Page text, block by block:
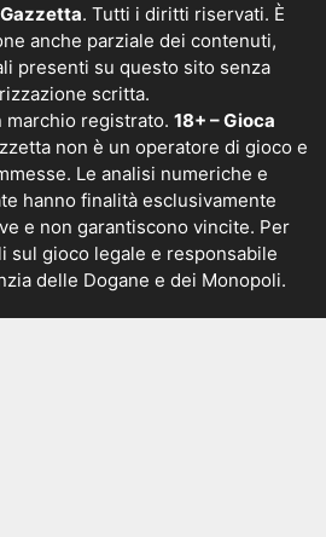
. Tutti i diritti riservati. È
anche parziale dei contenuti,
presenti su questo sito senza
scritta.
marchio registrato. 18+ – Gioca
non è un operatore di gioco e
Le analisi numeriche e
hanno finalità esclusivamente
e non garantiscono vincite. Per
sul gioco legale e responsabile
delle Dogane e dei Monopoli.